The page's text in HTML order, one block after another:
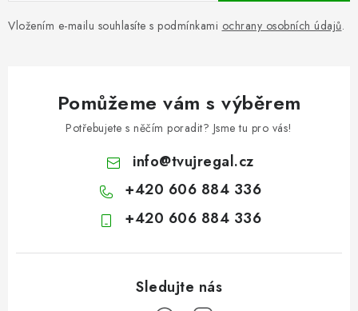
Vložením e-mailu souhlasíte s podmínkami ochrany osobních údajů.
Pomůžeme vám s výběrem
Potřebujete s něčím poradit? Jsme tu pro vás!
info@tvujregal.cz
+420 606 884 336
+420 606 884 336